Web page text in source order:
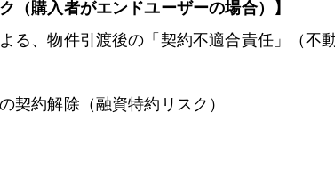
（購入者がエンドユーザーの場合）】
る、物件引渡後の「契約不適合責任」（
契約解除（融資特約リスク）